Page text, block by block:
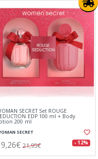
SECRET Set ROUGE
EDP 100 ml + Body
200 ml
SECRET
21,95€ - 12%